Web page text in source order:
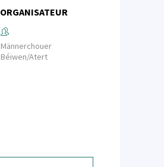
ORGANISATEUR
Männerchouer
Béiwen/Atert